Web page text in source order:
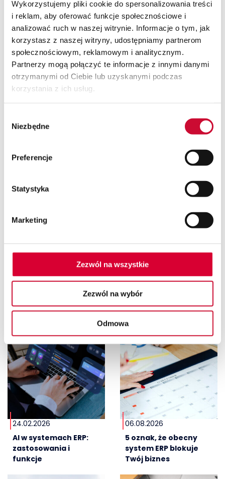
Wykorzystujemy pliki cookie do spersonalizowania treści
i reklam, aby oferować funkcje społecznościowe i
analizować ruch w naszej witrynie. Informacje o tym, jak
korzystasz z naszej witryny, udostępniamy partnerom
społecznościowym, reklamowym i analitycznym.
Partnerzy mogą połączyć te informacje z innymi danymi
otrzymanymi od Ciebie lub uzyskanymi podczas
korzystania z ich usług.
zgody
Niezbędne
Preferencje
Statystyka
Marketing
Zezwól na wszystkie
Zezwól na wybór
Odmowa
pracy. Wszystkie korzyści wynikające z jego
wdrożenia przyczyniają się do usprawnienia
realizowanych działań.
usprawnianie działania Twojego
skontaktuj się z nami, żeby uzyskać więcej
Sprawdź również
24.02.2026
AI w systemach ERP:
zastosowania i
funkcje
06.08.2026
5 oznak, że obecny
system ERP blokuje
Twój biznes